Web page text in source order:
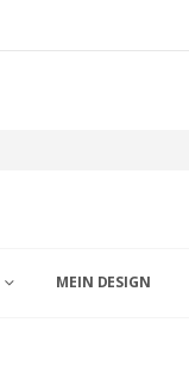
MEIN DESIGN